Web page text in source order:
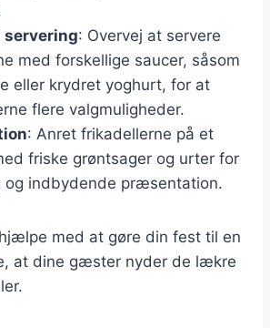
servering: Overvej at servere
med forskellige saucer, såsom
eller krydret yoghurt, for at
flere valgmuligheder.
: Anret frikadellerne på et
friske grøntsager og urter for
og indbydende præsentation.
med at gøre din fest til en
at dine gæster nyder de lækre